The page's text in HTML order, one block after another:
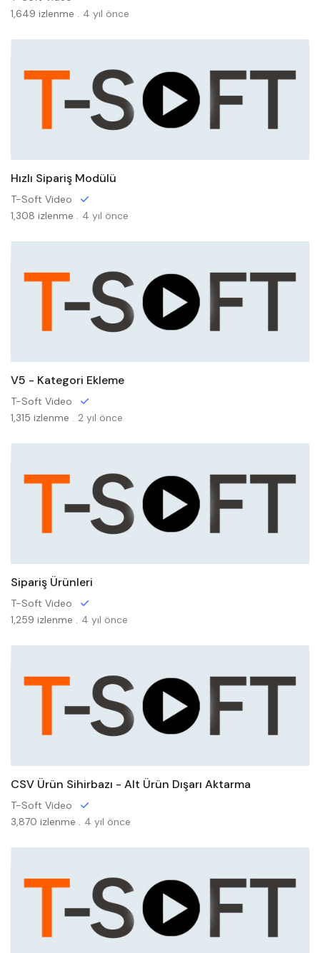
1,649 izlenme . 4 yıl önce
Hızlı Sipariş Modülü
T-Soft Video
1,308 izlenme . 4 yıl önce
V5 - Kategori Ekleme
T-Soft Video
1,315 izlenme . 2 yıl önce
Sipariş Ürünleri
T-Soft Video
1,259 izlenme . 4 yıl önce
CSV Ürün Sihirbazı - Alt Ürün Dışarı Aktarma
T-Soft Video
3,870 izlenme . 4 yıl önce